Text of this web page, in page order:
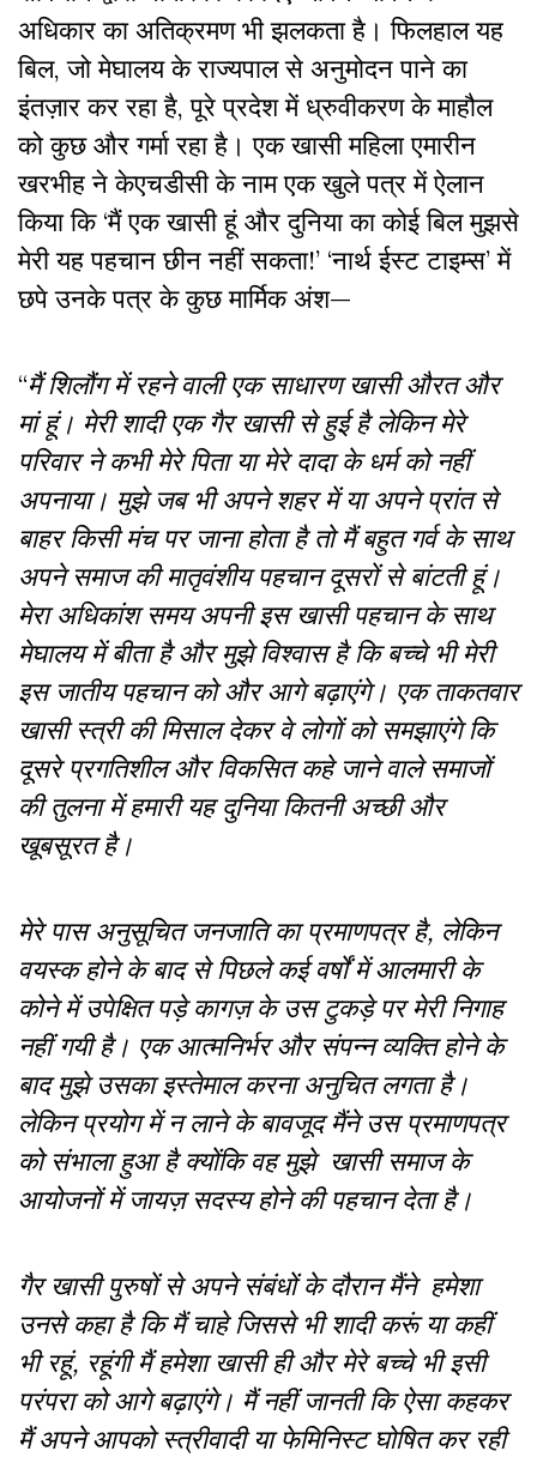
अधिकार का अतिक्रमण भी झलकता है। फिलहाल यह
बिल, जो मेघालय के राज्यपाल से अनुमोदन पाने का
इंतज़ार कर रहा है, पूरे प्रदेश में ध्रुवीकरण के माहौल
को कुछ और गर्मा रहा है। एक खासी महिला एमारीन
खरभीह ने केएचडीसी के नाम एक खुले पत्र में ऐलान
किया कि ‘मैं एक खासी हूं और दुनिया का कोई बिल मुझसे
मेरी यह पहचान छीन नहीं सकता!’ ‘नार्थ ईस्ट टाइम्स’ में
छपे उनके पत्र के कुछ मार्मिक अंश—
“मैं शिलौंग में रहने वाली एक साधारण खासी औरत और
मां हूं। मेरी शादी एक गैर खासी से हुई है लेकिन मेरे
परिवार ने कभी मेरे पिता या मेरे दादा के धर्म को नहीं
अपनाया। मुझे जब भी अपने शहर में या अपने प्रांत से
बाहर किसी मंच पर जाना होता है तो मैं बहुत गर्व के साथ
अपने समाज की मातृवंशीय पहचान दूसरों से बांटती हूं।
मेरा अधिकांश समय अपनी इस खासी पहचान के साथ
मेघालय में बीता है और मुझे विश्वास है कि बच्चे भी मेरी
इस जातीय पहचान को और आगे बढ़ाएंगे। एक ताकतवार
खासी स्त्री की मिसाल देकर वे लोगों को समझाएंगे कि
दूसरे प्रगतिशील और विकसित कहे जाने वाले समाजों
की तुलना में हमारी यह दुनिया कितनी अच्छी और
खूबसूरत है।
मेरे पास अनुसूचित जनजाति का प्रमाणपत्र है, लेकिन
वयस्क होने के बाद से पिछले कई वर्षों में आलमारी के
कोने में उपेक्षित पड़े कागज़ के उस टुकड़े पर मेरी निगाह
नहीं गयी है। एक आत्मनिर्भर और संपन्न व्यक्ति होने के
बाद मुझे उसका इस्तेमाल करना अनुचित लगता है।
लेकिन प्रयोग में न लाने के बावजूद मैंने उस प्रमाणपत्र
को संभाला हुआ है क्योंकि वह मुझे खासी समाज के
आयोजनों में जायज़ सदस्य होने की पहचान देता है।
गैर खासी पुरुषों से अपने संबंधों के दौरान मैंने हमेशा
उनसे कहा है कि मैं चाहे जिससे भी शादी करूं या कहीं
भी रहूं, रहूंगी मैं हमेशा खासी ही और मेरे बच्चे भी इसी
परंपरा को आगे बढ़ाएंगे। मैं नहीं जानती कि ऐसा कहकर
मैं अपने आपको स्त्रीवादी या फेमिनिस्ट घोषित कर रही